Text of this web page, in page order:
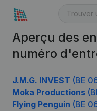
Aperçu des
numéro
J.M.G. INVEST (BE
Moka Productions
Flying Penguin (BE